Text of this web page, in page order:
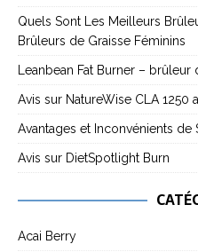
Quels Sont Les Meilleurs
Brûleurs de Graisse Féminins
Leanbean Fat Burner –
Avis sur NatureWise CLA 1250
Avantages et Inconvénients de
Avis sur DietSpotlight Burn
Acai Berry